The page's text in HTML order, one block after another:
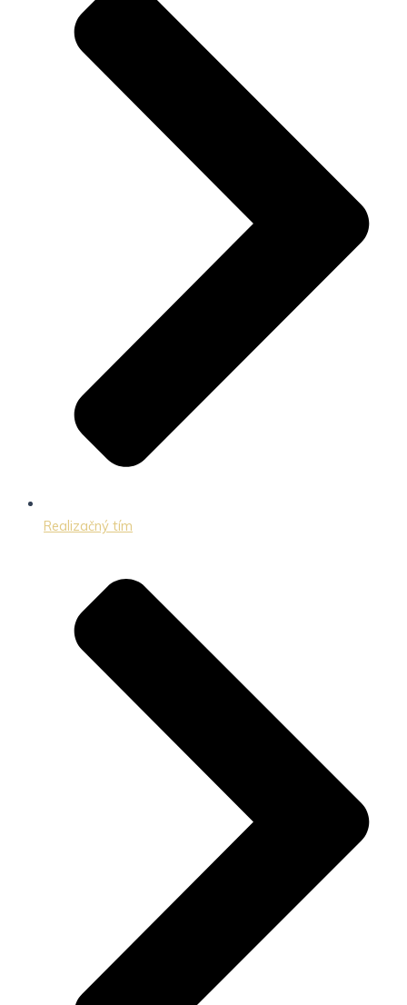
Realizačný tím